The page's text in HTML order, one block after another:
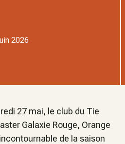
2026
27 mai, le club du Tie
Galaxie Rouge, Orange
de la saison